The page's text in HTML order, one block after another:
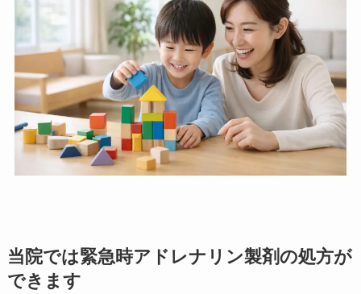
当院では緊急時アドレナリン製剤の処方が
できます